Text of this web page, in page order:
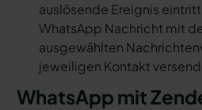
auslösende Ereignis
WhatsApp Nachricht mit
ausgewählten
jeweiligen Kontakt
WhatsApp mit